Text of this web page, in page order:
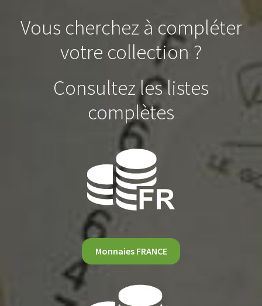
Vous cherchez à compléter
votre collection ?
Consultez les listes
complètes
Monnaies FRANCE